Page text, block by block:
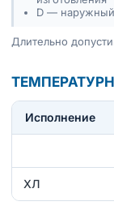
D —
Длительно
Исполнение
ХЛ